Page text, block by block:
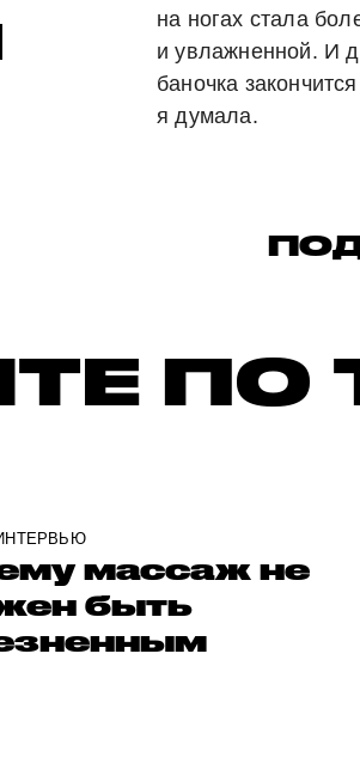
на ногах стала
и увлажненной. И
баночка
я думала.
ПО
массаж не
быть